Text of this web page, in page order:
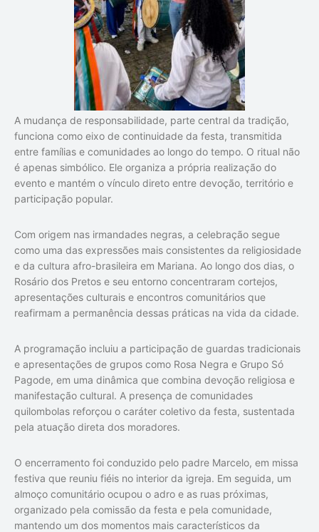
A mudança de responsabilidade, parte central da tradição,
funciona como eixo de continuidade da festa, transmitida
entre famílias e comunidades ao longo do tempo. O ritual não
é apenas simbólico. Ele organiza a própria realização do
evento e mantém o vínculo direto entre devoção, território e
participação popular.
Com origem nas irmandades negras, a celebração segue
como uma das expressões mais consistentes da religiosidade
e da cultura afro-brasileira em Mariana. Ao longo dos dias, o
Rosário dos Pretos e seu entorno concentraram cortejos,
apresentações culturais e encontros comunitários que
reafirmam a permanência dessas práticas na vida da cidade.
A programação incluiu a participação de guardas tradicionais
e apresentações de grupos como Rosa Negra e Grupo Só
Pagode, em uma dinâmica que combina devoção religiosa e
manifestação cultural. A presença de comunidades
quilombolas reforçou o caráter coletivo da festa, sustentada
pela atuação direta dos moradores.
O encerramento foi conduzido pelo padre Marcelo, em missa
festiva que reuniu fiéis no interior da igreja. Em seguida, um
almoço comunitário ocupou o adro e as ruas próximas,
organizado pela comissão da festa e pela comunidade,
mantendo um dos momentos mais característicos da